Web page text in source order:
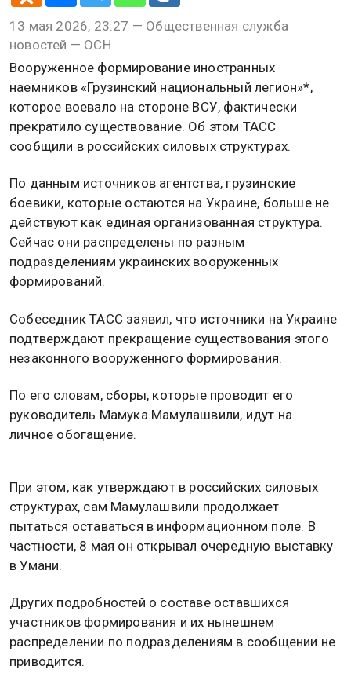
13 мая 2026, 23:27 — Общественная служба
новостей — ОСН
Вооруженное формирование иностранных
наемников «Грузинский национальный легион»*,
которое воевало на стороне ВСУ, фактически
прекратило существование. Об этом ТАСС
сообщили в российских силовых структурах.
По данным источников агентства, грузинские
боевики, которые остаются на Украине, больше не
действуют как единая организованная структура.
Сейчас они распределены по разным
подразделениям украинских вооруженных
формирований.
Собеседник ТАСС заявил, что источники на Украине
подтверждают прекращение существования этого
незаконного вооруженного формирования.
По его словам, сборы, которые проводит его
руководитель Мамука Мамулашвили, идут на
личное обогащение.
При этом, как утверждают в российских силовых
структурах, сам Мамулашвили продолжает
пытаться оставаться в информационном поле. В
частности, 8 мая он открывал очередную выставку
в Умани.
Других подробностей о составе оставшихся
участников формирования и их нынешнем
распределении по подразделениям в сообщении не
приводится.